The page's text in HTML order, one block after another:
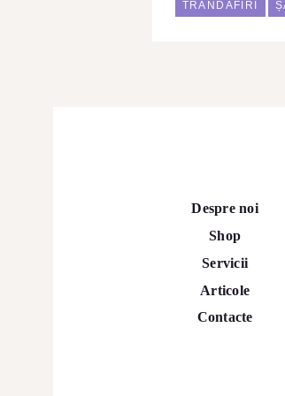
TRANDAFIRI
Despre noi
Shop
Servicii
Articole
Contacte